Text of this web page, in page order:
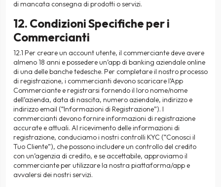
di mancata consegna di prodotti o servizi.
12. Condizioni Specifiche per i
Commercianti
12.1 Per creare un account utente, il commerciante deve avere
almeno 18 anni e possedere un’app di banking aziendale online
di una delle banche tedesche. Per completare il nostro processo
di registrazione, i commercianti devono scaricare l’App
Commerciante e registrarsi fornendo il loro nome/nome
dell’azienda, data di nascita, numero aziendale, indirizzo e
indirizzo email (“Informazioni di Registrazione”). I
commercianti devono fornire informazioni di registrazione
accurate e attuali. Al ricevimento delle informazioni di
registrazione, conduciamo i nostri controlli KYC (“Conosci il
Tuo Cliente”), che possono includere un controllo del credito
con un’agenzia di credito, e se accettabile, approviamo il
commerciante per utilizzare la nostra piattaforma/app e
avvalersi dei nostri servizi.